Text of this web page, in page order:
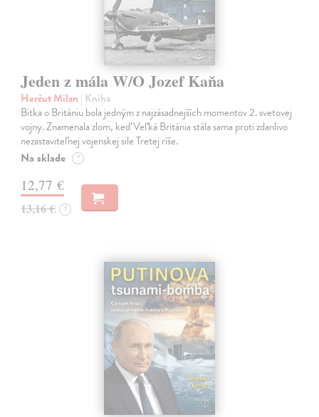
Jeden z mála W/O Jozef Kaňa
Herčut Milan | Kniha
Bitka o Britániu bola jedným z najzásadnejších momentov 2. svetovej
vojny. Znamenala zlom, keď Veľká Británia stála sama proti zdanlivo
nezastaviteľnej vojenskej sile Tretej ríše.
Na sklade ?
12,77 €
13,16 € ?